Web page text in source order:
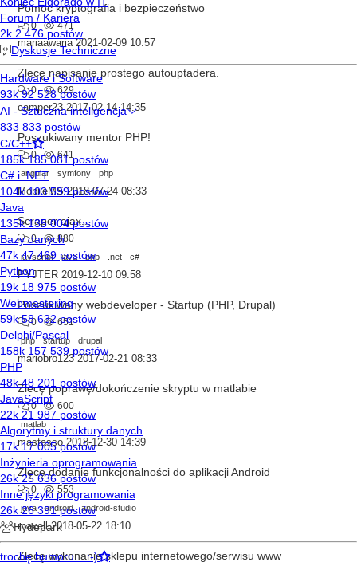
Pomoc kryptografia i bezpieczeństwo
0 471
mariaawaria 2021-02-09 10:57
Zlecę napisanie prostego autouptadera.
0 629
camper23 2017-02-14 14:35
Poszukiwany mentor PHP!
0
641
angular
symfony php
MobileMS 2018-07-24 08:33
Scraper ajax...
0
880
javscript
java php .net c#
PYJTER 2019-12-10 09:58
Poszukiwany webdeveloper - Startup (PHP, Drupal)
0
651
php
startup drupal
mariobro123 2017-02-21 08:33
Zlecę poprawę/dokończenie skryptu w matlabie
0
600
matlab
mastasso 2018-12-30 14:39
Zlęcę dodanie funkcjonalności do aplikacji Android
0
553
java
android android-studio
maxell 2018-05-22 18:10
Zlecę wykonanie sklepu internetowego/serwisu www